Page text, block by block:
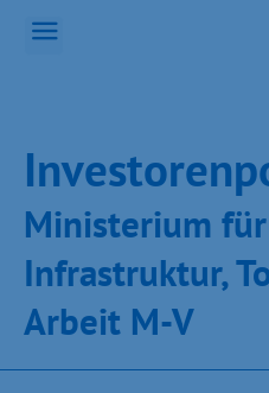
Ministeri­um
Infra­struk­tur,
Ar­beit M-V